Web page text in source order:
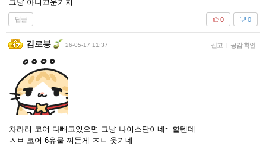
그냥 아니꼬운거지
답글 0
0
김로붕 26-05-17 11:37 신고 | 공감 확인
차라리 코어 다빼고있으면 그냥 나이스단이네~ 할텐데
ㅅㅂ 코어 6유물 껴둔게 ㅈㄴ 웃기네